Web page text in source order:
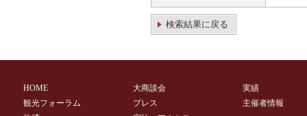
検索結果に戻る
HOME
観光フォーラム
大商談会
プレス
実績
主催者情報